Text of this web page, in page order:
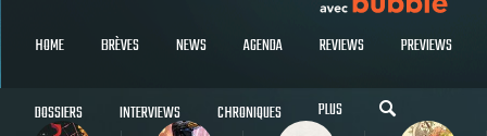
HOME BRÈVES NEWS AGENDA REVIEWS PREVIEWS
DOSSIERS INTERVIEWS CHRONIQUES PLUS